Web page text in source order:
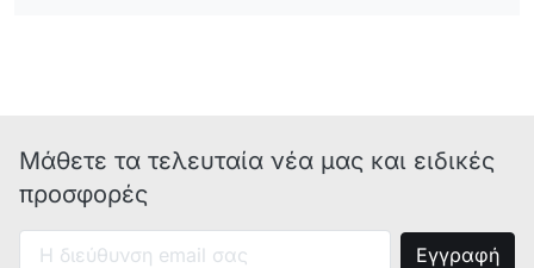
Μάθετε τα τελευταία νέα μας και ειδικές
προσφορές